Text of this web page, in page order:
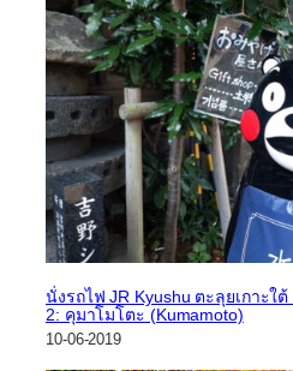
นั่งรถไฟ JR Kyushu ตะลุยเกาะใ
2: คุมาโมโตะ (Kumamoto)
10-06-2019